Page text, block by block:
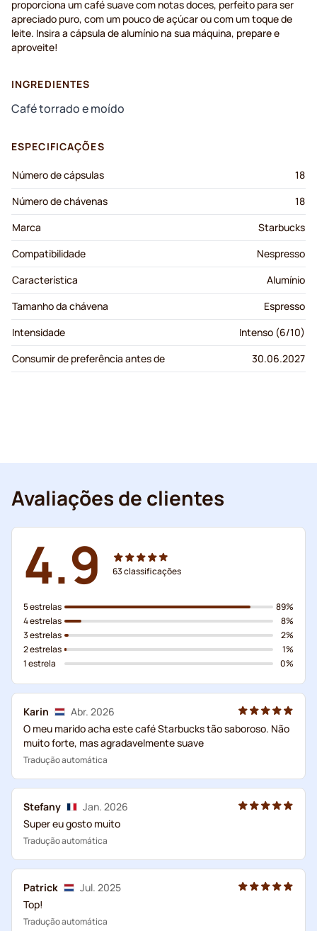
proporciona um café suave com notas doces, perfeito para ser
apreciado puro, com um pouco de açúcar ou com um toque de
leite. Insira a cápsula de alumínio na sua máquina, prepare e
aproveite!
INGREDIENTES
Café torrado e moído
ESPECIFICAÇÕES
Número de cápsulas
18
Número de chávenas
18
Marca
Starbucks
Compatibilidade
Nespresso
Característica
Alumínio
Tamanho da chávena
Espresso
Intensidade
Intenso (6/10)
Consumir de preferência antes de
30.06.2027
Avaliações de clientes
4.9 63classificações
5 estrelas
4 estrelas
3 estrelas
2 estrelas
1 estrela
89%
8%
2%
1%
0%
Karin
Abr. 2026
O meu marido acha este café Starbucks tão saboroso. Não
muito forte, mas agradavelmente suave
Tradução automática
Stefany
Jan. 2026
Super eu gosto muito
Tradução automática
Patrick
Jul. 2025
Top!
Tradução automática